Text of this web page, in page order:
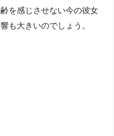
を感じさせない今の彼女
も大きいのでしょう。